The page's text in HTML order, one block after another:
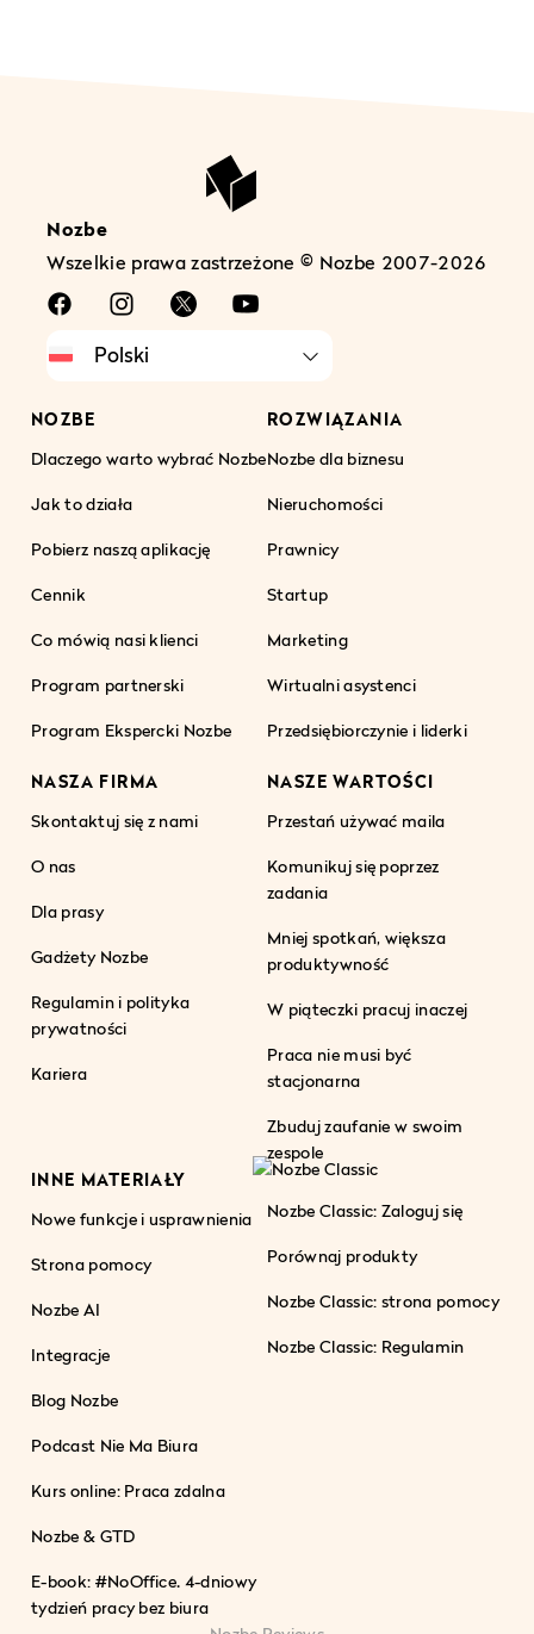
Nozbe
Wszelkie prawa zastrzeżone © Nozbe 2007-2026
NOZBE
Dlaczego warto wybrać Nozbe
Jak to działa
Pobierz naszą aplikację
Cennik
Co mówią nasi klienci
Program partnerski
Program Ekspercki Nozbe
ROZWIĄZANIA
Nozbe dla biznesu
Nieruchomości
Prawnicy
Startup
Marketing
Wirtualni asystenci
Przedsiębiorczynie i liderki
NASZA FIRMA
Skontaktuj się z nami
O nas
Dla prasy
Gadżety Nozbe
Regulamin i polityka
prywatności
Kariera
NASZE WARTOŚCI
Przestań używać maila
Komunikuj się poprzez
zadania
Mniej spotkań, większa
produktywność
W piąteczki pracuj inaczej
Praca nie musi być
stacjonarna
Zbuduj zaufanie w swoim
zespole
INNE MATERIAŁY
Nowe funkcje i usprawnienia
Strona pomocy
Nozbe AI
Integracje
Blog Nozbe
Podcast Nie Ma Biura
Kurs online: Praca zdalna
Nozbe & GTD
E-book: #NoOffice. 4-dniowy
tydzień pracy bez biura
Nozbe Classic: Zaloguj się
Porównaj produkty
Nozbe Classic: strona pomocy
Nozbe Classic: Regulamin